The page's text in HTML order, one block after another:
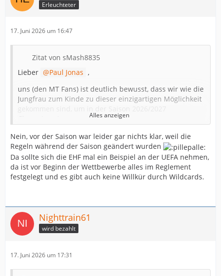
Erleuchteter
17. Juni 2026 um 16:47
Zitat von sMash8835
Lieber
Paul Jonas ,
uns (den MT Fans) ist deutlich bewusst, dass wir wie die
Jungfrau zum Kinde zu dieser einzigartigen Möglichkeit
Champions League zu spielen.
Während der gesamten Saison hat kein einziger über
diesen Punkt nachgedacht. Da ging es nur darum zu
hoffen, dass man es irgendwie schafft auf Platz 6 und
einen möglichen europäischen Startplatz in der EL zu
ergattern. Selbst diese Hoffnung wurde in der Saison
eher den Anlass das es mit einer internationalen Saison
in 26/27 nichts werden wird.
Auch den Einzug ins EL F4 haben viele kritisch gesehen,
ist auch kein einziger davon ausgegangen das wir an
dem F4 Wochenende überhaupt den Titel gewinnen
konnten.
Alles anzeigen
Nein, vor der Saison war leider gar nichts klar, weil die
Regeln während der Saison geändert wurden
Da sollte sich die EHF mal ein Beispiel an der UEFA nehmen,
da ist vor Beginn der Wettbewerbe alles im Reglement
festgelegt und es gibt auch keine Willkür durch Wildcards.
Nighttrain61
wird bezahlt
17. Juni 2026 um 17:31